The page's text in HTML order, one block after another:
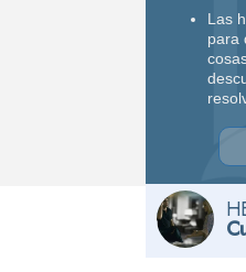
Las
para